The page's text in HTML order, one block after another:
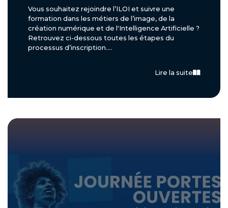
Vous souhaitez rejoindre l’ILOI et suivre une
formation dans les métiers de l’image, de la
création numérique et de l'Intelligence Artificielle ?
Retrouvez ci-dessous toutes les étapes du
processus d’inscription....
Lire la suite